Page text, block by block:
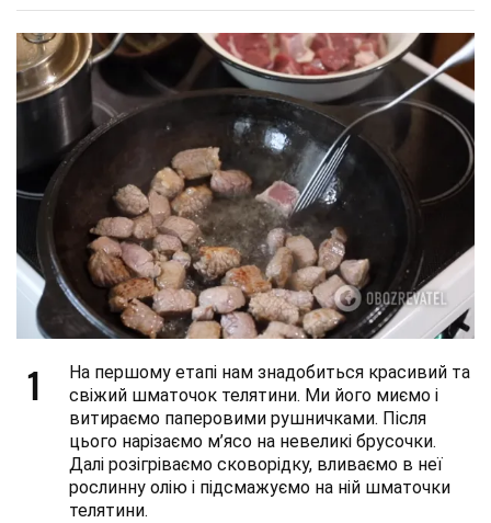
1
На першому етапі нам знадобиться красивий та
свіжий шматочок телятини. Ми його миємо і
витираємо паперовими рушничками. Після
цього нарізаємо м’ясо на невеликі брусочки.
Далі розігріваємо сковорідку, вливаємо в неї
рослинну олію і підсмажуємо на ній шматочки
телятини.